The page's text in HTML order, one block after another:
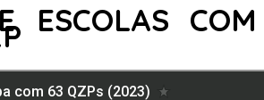
ESCOLAS COM